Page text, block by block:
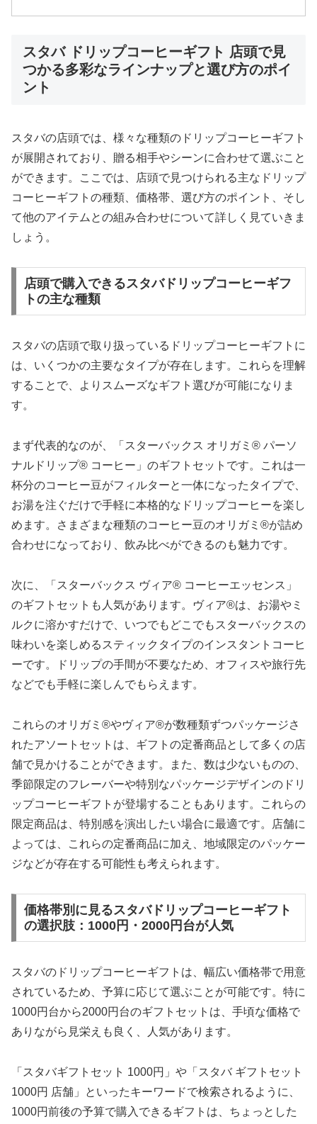
スタバ ドリップコーヒーギフト 店頭で見
つかる多彩なラインナップと選び方のポイ
ント
スタバの店頭では、様々な種類のドリップコーヒーギフト
が展開されており、贈る相手やシーンに合わせて選ぶこと
ができます。ここでは、店頭で見つけられる主なドリップ
コーヒーギフトの種類、価格帯、選び方のポイント、そし
て他のアイテムとの組み合わせについて詳しく見ていきま
しょう。
店頭で購入できるスタバドリップコーヒーギフ
トの主な種類
スタバの店頭で取り扱っているドリップコーヒーギフトに
は、いくつかの主要なタイプが存在します。これらを理解
することで、よりスムーズなギフト選びが可能になりま
す。
まず代表的なのが、「スターバックス オリガミ® パーソ
ナルドリップ® コーヒー」のギフトセットです。これは一
杯分のコーヒー豆がフィルターと一体になったタイプで、
お湯を注ぐだけで手軽に本格的なドリップコーヒーを楽し
めます。さまざまな種類のコーヒー豆のオリガミ®が詰め
合わせになっており、飲み比べができるのも魅力です。
次に、「スターバックス ヴィア® コーヒーエッセンス」
のギフトセットも人気があります。ヴィア®は、お湯やミ
ルクに溶かすだけで、いつでもどこでもスターバックスの
味わいを楽しめるスティックタイプのインスタントコーヒ
ーです。ドリップの手間が不要なため、オフィスや旅行先
などでも手軽に楽しんでもらえます。
これらのオリガミ®やヴィア®が数種類ずつパッケージさ
れたアソートセットは、ギフトの定番商品として多くの店
舗で見かけることができます。また、数は少ないものの、
季節限定のフレーバーや特別なパッケージデザインのドリ
ップコーヒーギフトが登場することもあります。これらの
限定商品は、特別感を演出したい場合に最適です。店舗に
よっては、これらの定番商品に加え、地域限定のパッケー
ジなどが存在する可能性も考えられます。
価格帯別に見るスタバドリップコーヒーギフト
の選択肢：1000円・2000円台が人気
スタバのドリップコーヒーギフトは、幅広い価格帯で用意
されているため、予算に応じて選ぶことが可能です。特に
1000円台から2000円台のギフトセットは、手頃な価格で
ありながら見栄えも良く、人気があります。
「スタバギフトセット 1000円」や「スタバ ギフトセット
1000円 店舗」といったキーワードで検索されるように、
1000円前後の予算で購入できるギフトは、ちょっとした